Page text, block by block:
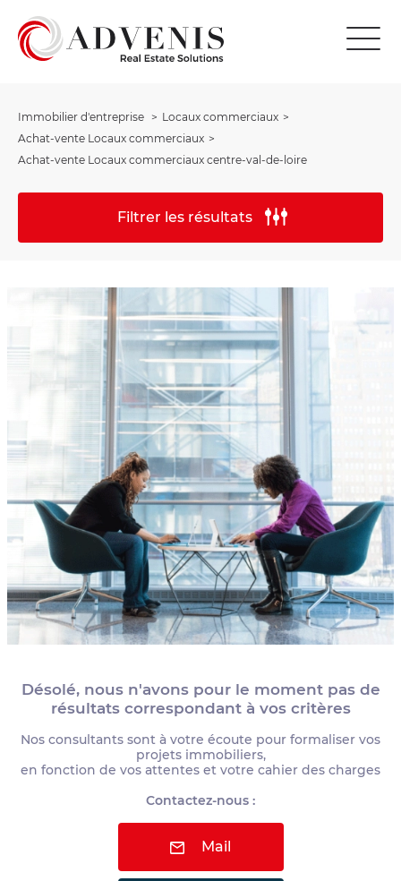
Immobilier d'entreprise
Locaux commerciaux
Achat-vente Locaux commerciaux
Achat-vente Locaux commerciaux centre-val-de-loire
Filtrer les résultats
Désolé, nous n'avons pour le moment pas de
résultats correspondant à vos critères
Nos consultants sont à votre écoute pour formaliser vos
projets immobiliers,
en fonction de vos attentes et votre cahier des charges
Contactez-nous :
Mail